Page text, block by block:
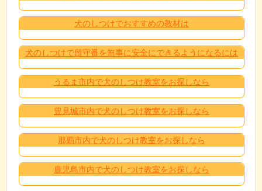
犬のしつけでおすすめの教材は
犬のしつけで留守番を無事に安全にできるようになるには
うるま市内で犬のしつけ教室をお探しなら
豊見城市内で犬のしつけ教室をお探しなら
那覇市内で犬のしつけ教室をお探しなら
鹿児島市内で犬のしつけ教室をお探しなら